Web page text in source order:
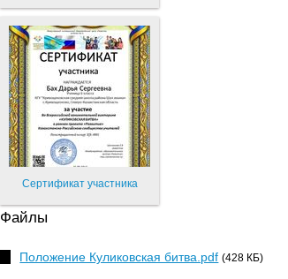
Сертификат участника
Файлы
Положение Куликовская битва.pdf (428 КБ)